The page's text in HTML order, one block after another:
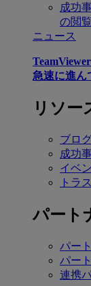
成功
の閲覧
ニュース
急速に進ん
リソー
ブロ
成功
イベ
トラ
パート
パー
パー
連携